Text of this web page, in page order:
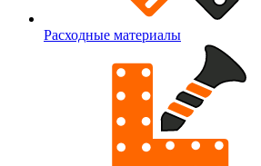
Расходные материалы